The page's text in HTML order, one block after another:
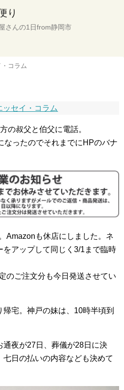
り
さんの1日from静岡市
・コラム
ッセイ・コラム
の叔父と伯父に電話。
なったのでそれまでにHPのバナ
Amazonも休店にしました。ネ
をアップして同じく3/1まで臨時
のご注文分も今日発送させてい
宅。神戸の妹は、10時半頃到
夜が27日、葬儀が28日に決
日の払いの内容なども決めて